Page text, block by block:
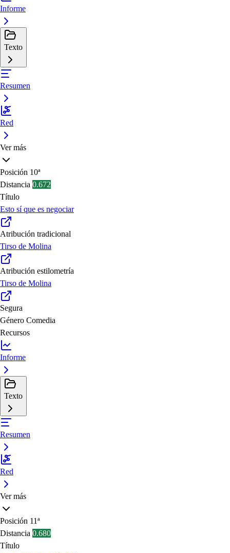
Informe
Texto
Resumen
Red
Ver más
Posición 10ª
Distancia 0.672
Título
Esto sí que es negociar
Atribución tradicional
Tirso de Molina
Atribución estilometría
Tirso de Molina
Segura
Género Comedia
Recursos
Informe
Texto
Resumen
Red
Ver más
Posición 11ª
Distancia 0.680
Título